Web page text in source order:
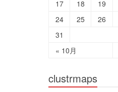
« 10月
17 18 19
24
25 26
31
clustrmaps